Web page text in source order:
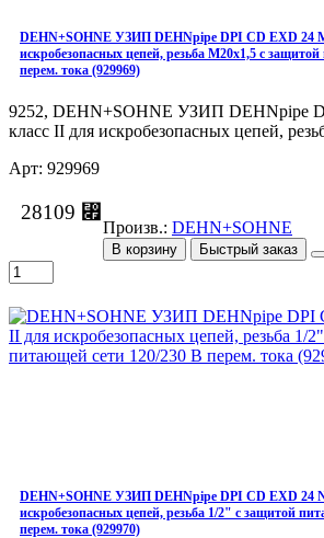
DEHN+SOHNE УЗИП DEHNpipe DPI СD EXD 24
искробезопасных цепей, резьба M20x1,5 с
перем. тока (929969)
9252, DEHN+SOHNE УЗИП DEHNpipe
класс II для искробезопасных цепей,
Арт: 929969
28109 ⃏
Произв.: DEHN+SOHNE
В корзину Быстрый заказ
DEHN+SOHNE УЗИП DEHNpipe DPI СD EXD 24
искробезопасных цепей, резьба 1/2" с защитой
перем. тока (929970)